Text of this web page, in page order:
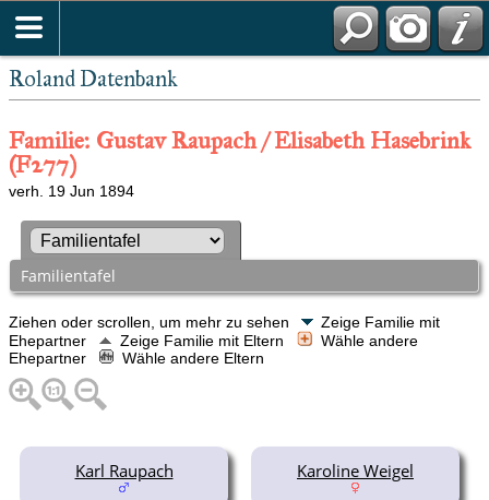
Roland Datenbank
Familie: Gustav Raupach / Elisabeth Hasebrink
(F277)
verh. 19 Jun 1894
Familientafel
Ziehen oder scrollen, um mehr zu sehen
Zeige Familie mit
Ehepartner
Zeige Familie mit Eltern
Wähle andere
Ehepartner
Wähle andere Eltern
Karl Raupach Karoline Weigel